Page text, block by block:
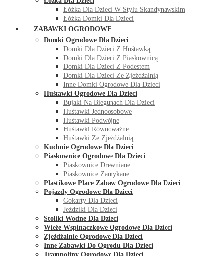
Łóżka Dla Dzieci W Stylu Skandynawskim
Łóżka Domki Dla Dzieci
ZABAWKI OGRODOWE
Domki Ogrodowe Dla Dzieci
Domki Dla Dzieci Z Huśtawką
Domki Dla Dzieci Z Piaskownicą
Domki Dla Dzieci Z Podestem
Domki Dla Dzieci Ze Zjeżdżalnią
Inne Domki Ogrodowe Dla Dzieci
Huśtawki Ogrodowe Dla Dzieci
Bujaki Na Biegunach Dla Dzieci
Huśtawki Jednoosobowe
Huśtawki Podwójne
Huśtawki Równoważne
Huśtawki Ze Zjeżdżalnią
Kuchnie Ogrodowe Dla Dzieci
Piaskownice Ogrodowe Dla Dzieci
Piaskownice Drewniane
Piaskownice Zamykane
Plastikowe Place Zabaw Ogrodowe Dla Dzieci
Pojazdy Ogrodowe Dla Dzieci
Gokarty Dla Dzieci
Jeździki Dla Dzieci
Stoliki Wodne Dla Dzieci
Wieże Wspinaczkowe Ogrodowe Dla Dzieci
Zjeżdżalnie Ogrodowe Dla Dzieci
Inne Zabawki Do Ogrodu Dla Dzieci
Trampoliny Ogrodowe Dla Dzieci